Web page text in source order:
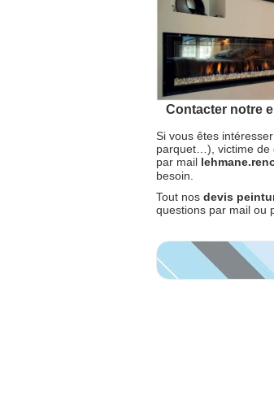
Contacter notre
Si vous êtes
parquet…), victime de
par mail
besoin.
Tout nos devis
questions par mail ou